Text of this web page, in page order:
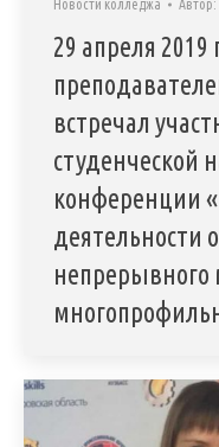
Новости колледжа Автор:
29 апреля 2019
встречал
студенческой
конференции
деятельности
непрерывного